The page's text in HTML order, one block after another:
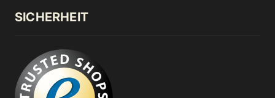
SICHERHEIT